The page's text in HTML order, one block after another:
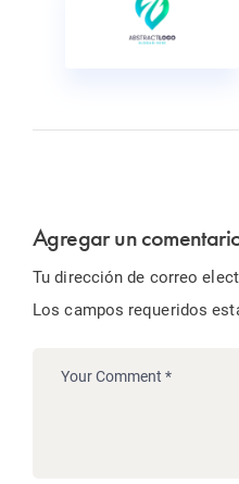
Agregar un
Tu dirección de correo
Los campos requeridos